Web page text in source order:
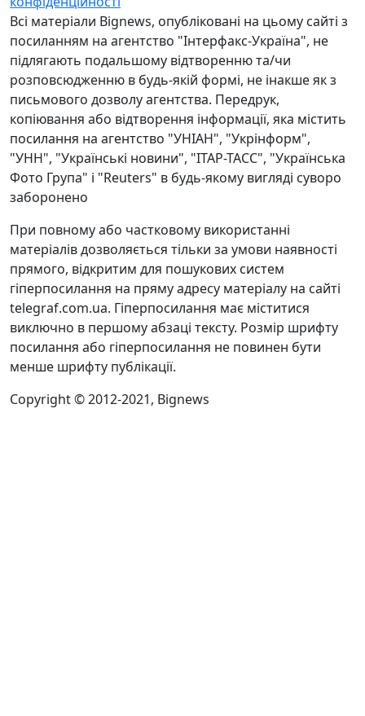
Всі матеріали Bignews, опубліковані на цьому сайті з
посиланням на агентство "Інтерфакс-Україна", не
підлягають подальшому відтворенню та/чи
розповсюдженню в будь-якій формі, не інакше як з
письмового дозволу агентства. Передрук,
копіювання або відтворення інформації, яка містить
посилання на агентство "УНІАН", "Укрінформ",
"УНН", "Українські новини", "ІТАР-ТАСС", "Українська
Фото Група" і "Reuters" в будь-якому вигляді суворо
заборонено
При повному або частковому використанні
матеріалів дозволяється тільки за умови наявності
прямого, відкритим для пошукових систем
гіперпосилання на пряму адресу матеріалу на сайті
telegraf.com.ua. Гіперпосилання має міститися
виключно в першому абзаці тексту. Розмір шрифту
посилання або гіперпосилання не повинен бути
менше шрифту публікації.
Copyright © 2012-2021, Bignews